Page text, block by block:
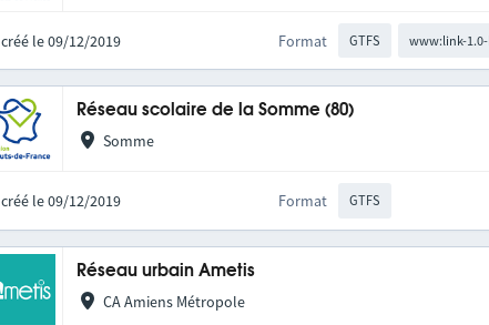
créé le 09/12/2019 Format GTFS www:link-
Réseau scolaire de la Somme (80)
Somme
créé le 09/12/2019 Format GTFS
Réseau urbain Ametis
CA Amiens Métropole